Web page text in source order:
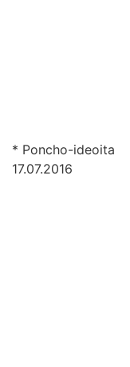
* Poncho-ideoita
17.07.2016